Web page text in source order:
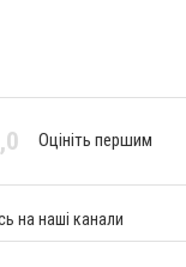
Оцініть першим
на наші канали